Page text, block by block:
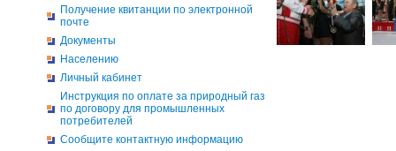
Получение квитанции по электронной
почте
Документы
Населению
Личный кабинет
Инструкция по оплате за природный газ
по договору для промышленных
потребителей
Сообщите контактную информацию